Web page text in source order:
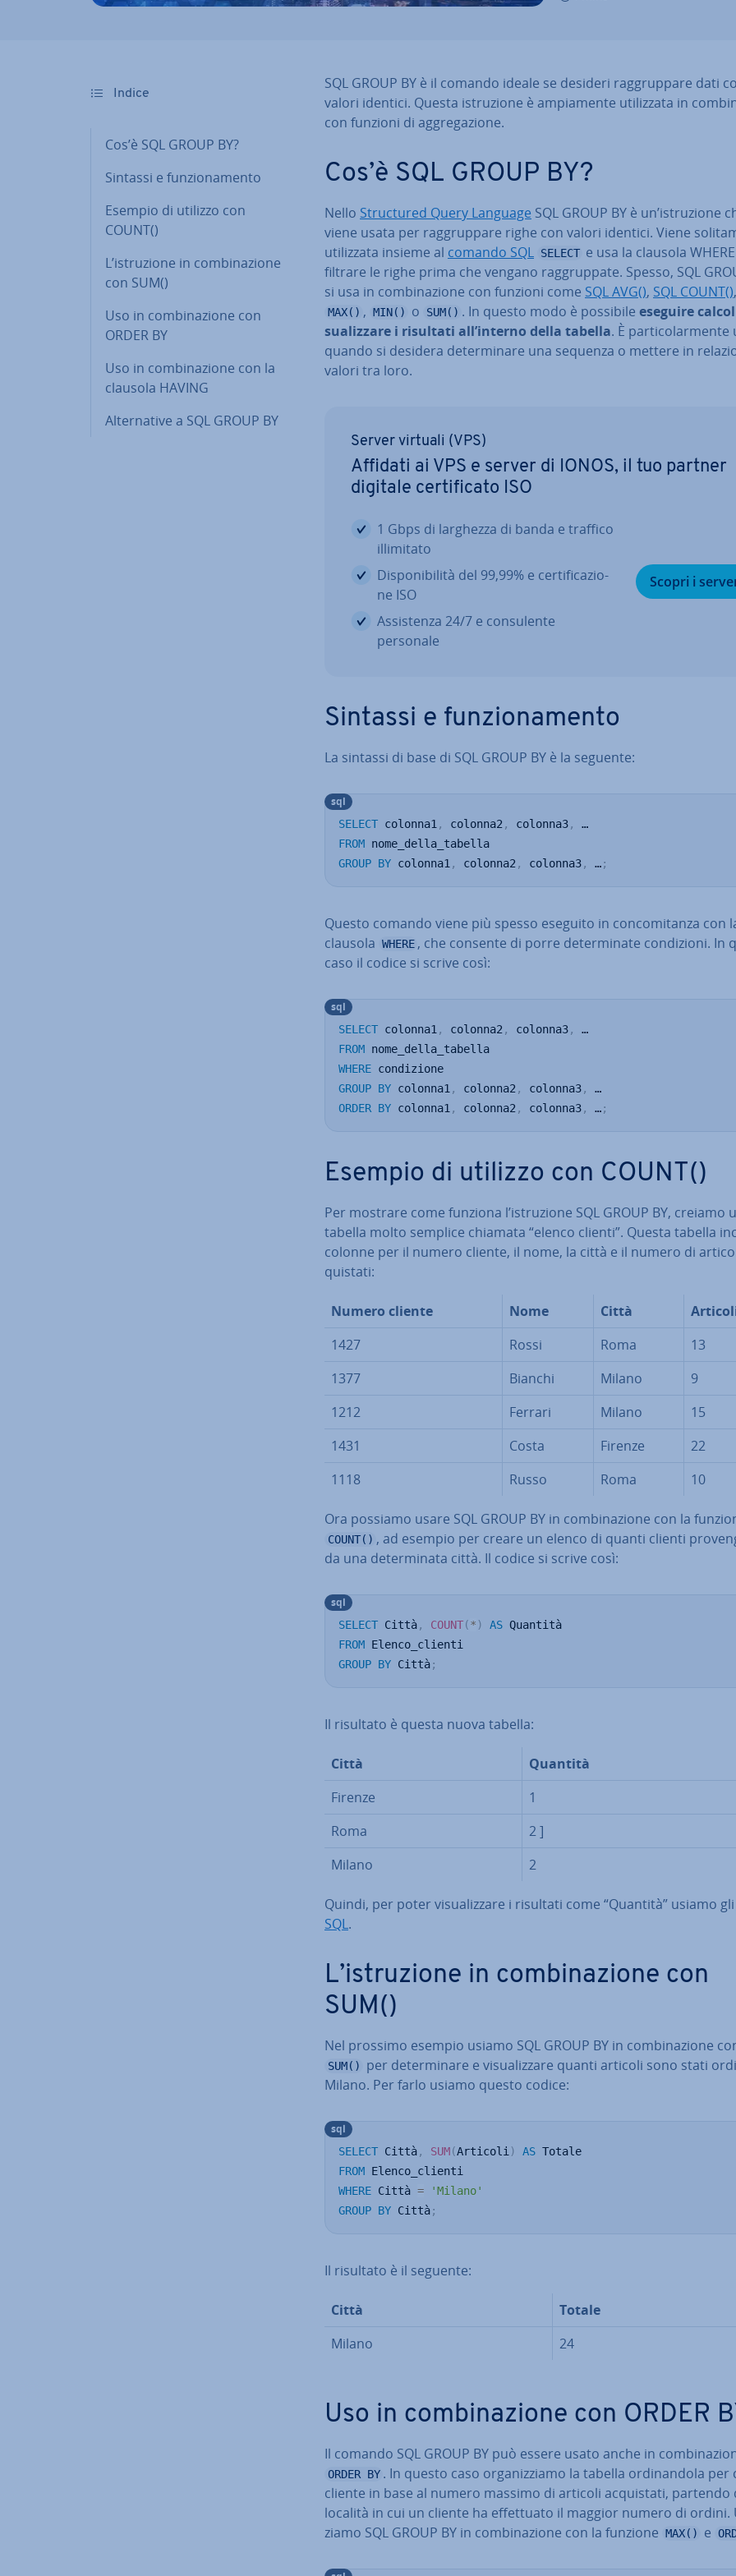
Indice
Cos’è SQL GROUP BY?
Sintassi e fun­zio­na­men­to
Esempio di utilizzo con
COUNT()
L’istru­zio­ne in com­bi­na­zio­ne
con SUM()
Uso in com­bi­na­zio­ne con
ORDER BY
Uso in com­bi­na­zio­ne con la
clausola HAVING
Al­ter­na­ti­ve a SQL GROUP BY
SQL GROUP BY è il comando ideale se desideri rag­grup­pa­re dati
valori identici. Questa istru­zio­ne è am­pia­men­te uti­liz­za­ta in
con funzioni di ag­gre­ga­zio­ne.
Cos’è SQL GROUP BY?
Nello Struc­tu­red Query Language SQL GROUP BY è un’istru­zio­ne
viene usata per rag­grup­pa­re righe con valori identici. Viene
uti­liz­za­ta insieme al comando SQL SELECT e usa la clausola
filtrare le righe prima che vengano rag­grup­pa­te. Spesso, SQL
si usa in com­bi­na­zio­ne con funzioni come SQL AVG(), SQL COUNT(),
MAX() , MIN() o SUM() . In questo modo è possibile eseguire
sua­liz­za­re i risultati all’interno della tabella. È par­ti­co­lar­men­te
quando si desidera de­ter­mi­na­re una sequenza o mettere in
valori tra loro.
Server virtuali (VPS)
Affidati ai VPS e server di IONOS, il tuo partner
digitale cer­ti­fi­ca­to ISO
1 Gbps di larghezza di banda e traffico
il­li­mi­ta­to
Di­spo­ni­bi­li­tà del 99,99% e cer­ti­fi­ca­zio­
ne ISO
As­si­sten­za 24/7 e con­su­len­te
personale
Scopri i
Sintassi e fun­zio­na­men­to
La sintassi di base di SQL GROUP BY è la seguente:
SELECT colonna1 , colonna2 , colonna3,
FROM
GROUP BY colonna1 , colonna2 , colonna3, …;
sql
Questo comando viene più spesso eseguito in con­co­mi­tan­za con
clausola WHERE , che consente di porre de­ter­mi­na­te con­di­zio­ni. In
caso il codice si scrive così:
SELECT colonna1 , colonna2 , colonna3,
FROM
WHERE
GROUP BY colonna1 , colonna2 , colonna3,
ORDER BY colonna1 , colonna2 , colonna3, …;
sql
Esempio di utilizzo con COUNT()
Per mostrare come funziona l’istru­zio­ne SQL GROUP BY, creiamo
tabella molto semplice chiamata “elenco clienti”. Questa tabella
colonne per il numero cliente, il nome, la città e il numero di
qui­sta­ti:
Numero cliente Nome Città
1427
Rossi Roma
13
1377
Bianchi Milano
9
1212
Ferrari Milano
15
1431
Costa Firenze
22
1118
Russo Roma 10
Ora possiamo usare SQL GROUP BY in com­bi­na­zio­ne con la
COUNT() , ad esempio per creare un elenco di quanti clienti
da una de­ter­mi­na­ta città. Il codice si scrive così:
SELECT Città, COUNT(* ) AS
FROM
GROUP BY Città;
sql
Il risultato è questa nuova tabella:
Città
Quantità
Firenze
1
Roma
2 ]
Milano
2
Quindi, per poter vi­sua­liz­za­re i risultati come “Quantità” usiamo gli
SQL.
L’istru­zio­ne in com­bi­na­zio­ne con
SUM()
Nel prossimo esempio usiamo SQL GROUP BY in com­bi­na­zio­ne
SUM()
per de­ter­mi­na­re e vi­sua­liz­za­re quanti articoli sono stati
Milano. Per farlo usiamo questo codice:
SELECT Città, SUM(Articoli ) AS
FROM
WHERE Città =
'Milano'
GROUP BY Città;
sql
Il risultato è il seguente:
Città
Totale
Milano
24
Uso in com­bi­na­zio­ne con ORDER
Il comando SQL GROUP BY può essere usato anche in
ORDER BY . In questo caso or­ga­niz­zia­mo la tabella or­di­nan­do­la per
cliente in base al numero massimo di articoli ac­qui­sta­ti, partendo
località in cui un cliente ha ef­fet­tua­to il maggior numero di
zia­mo SQL GROUP BY in com­bi­na­zio­ne con la funzione MAX() e